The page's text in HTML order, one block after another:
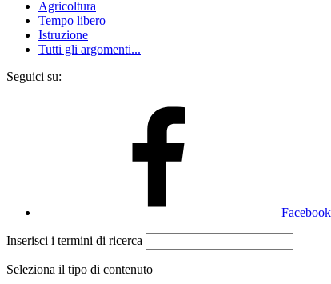
Agricoltura
Tempo libero
Istruzione
Tutti gli argomenti...
Seguici su:
Facebook
Inserisci i termini di ricerca
Seleziona il tipo di contenuto